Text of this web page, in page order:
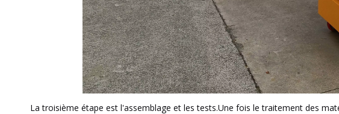
La troisième étape est l'assemblage et les tests.Une fois le traitement des